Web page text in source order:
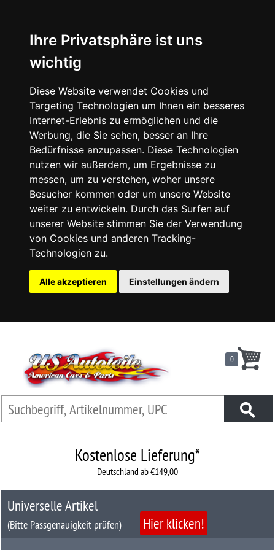
Ihre Privatsphäre ist uns
wichtig
Diese Website verwendet Cookies und
Targeting Technologien um Ihnen ein besseres
Internet-Erlebnis zu ermöglichen und die
Werbung, die Sie sehen, besser an Ihre
Bedürfnisse anzupassen. Diese Technologien
nutzen wir außerdem, um Ergebnisse zu
messen, um zu verstehen, woher unsere
Besucher kommen oder um unsere Website
weiter zu entwickeln. Durch das Surfen auf
unserer Website stimmen Sie der Verwendung
von Cookies und anderen Tracking-
Technologien zu.
Alle akzeptieren Einstellungen ändern
09503
nach
Universelles
Zubehör
Anfrage
Kontaktformular
|
Carport
0
Kostenlose Lieferung*
Deutschland ab €149,00
Universelle Artikel
(Bitte Passgenauigkeit prüfen)
Hier klicken!